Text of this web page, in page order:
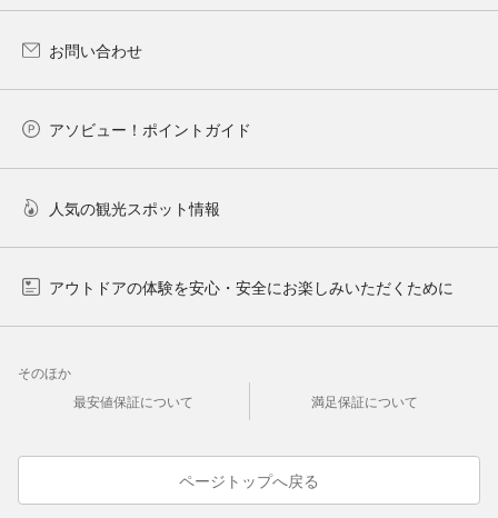
お問い合わせ
アソビュー！ポイントガイド
人気の観光スポット情報
アウトドアの体験を安心・安全にお楽しみいただくために
そのほか
最安値保証について
満足保証について
ページトップへ戻る